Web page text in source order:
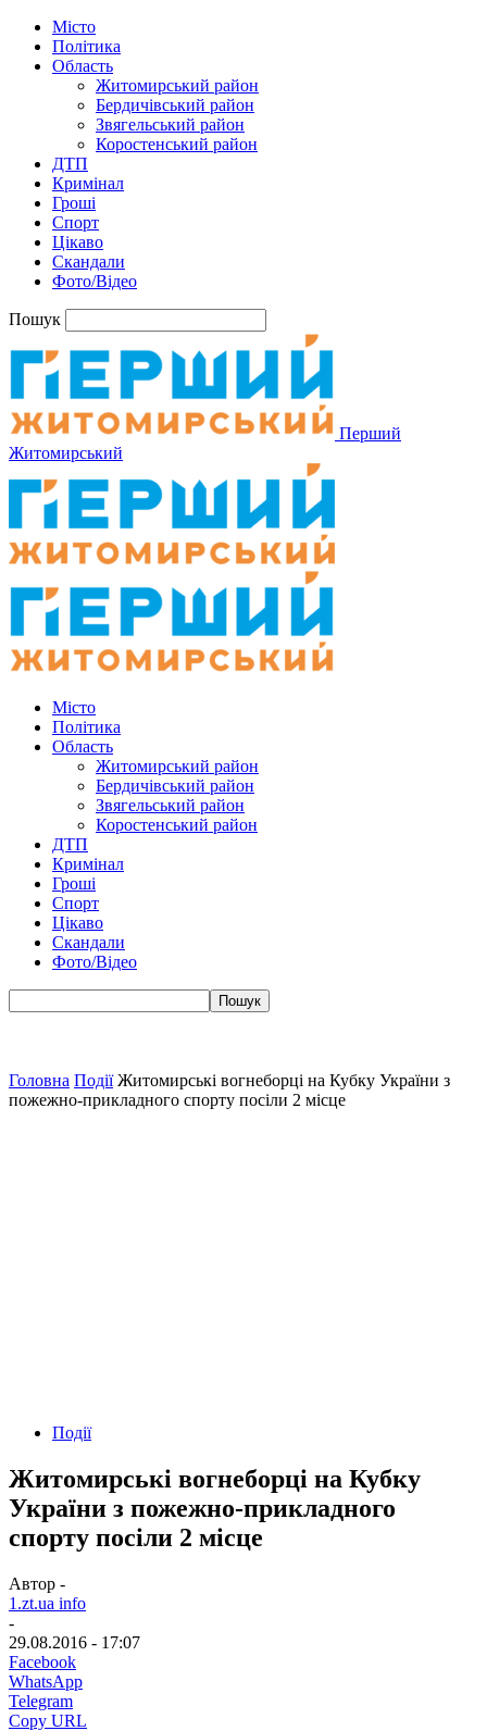
Місто
Політика
Область
Житомирський район
Бердичівський район
Звягельський район
Коростенський район
ДТП
Кримінал
Гроші
Спорт
Цікаво
Скандали
Фото/Відео
Пошук
Перший
Житомирський
Місто
Політика
Область
Житомирський район
Бердичівський район
Звягельський район
Коростенський район
ДТП
Кримінал
Гроші
Спорт
Цікаво
Скандали
Фото/Відео
Головна Події Житомирські вогнеборці на Кубку України з
пожежно-прикладного спорту посіли 2 місце
Події
Житомирські вогнеборці на Кубку
України з пожежно-прикладного
спорту посіли 2 місце
Автор -
1.zt.ua info
-
29.08.2016 - 17:07
Facebook
WhatsApp
Telegram
Copy URL